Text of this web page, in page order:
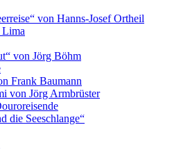
von Hanns-Josef Ortheil
Lima
von Jörg Böhm
Frank Baumann
von Jörg Armbrüster
die Seeschlange“